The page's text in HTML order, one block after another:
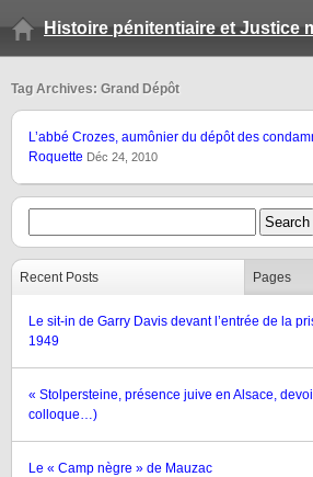
Histoire pénitentiaire et Justice
Tag Archives: Grand Dépôt
L’abbé Crozes, aumônier du dépôt des
Roquette Déc 24, 2010
Recent Posts Pages
Le sit-in de Garry Davis devant l’entrée de la
1949
« Stolpersteine, présence juive en Alsace,
colloque…)
Le « Camp nègre » de Mauzac